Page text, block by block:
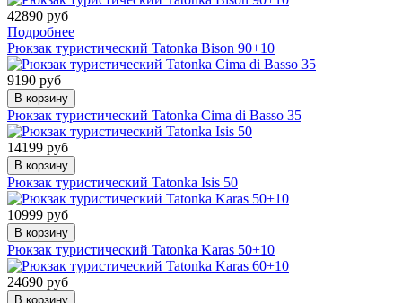
42890 руб
Подробнее
Рюкзак туристический Tatonka Bison 90+10
9190 руб
В корзину
Рюкзак туристический Tatonka Cima di Basso 35
14199 руб
В корзину
Рюкзак туристический Tatonka Isis 50
10999 руб
В корзину
Рюкзак туристический Tatonka Karas 50+10
24690 руб
В корзину